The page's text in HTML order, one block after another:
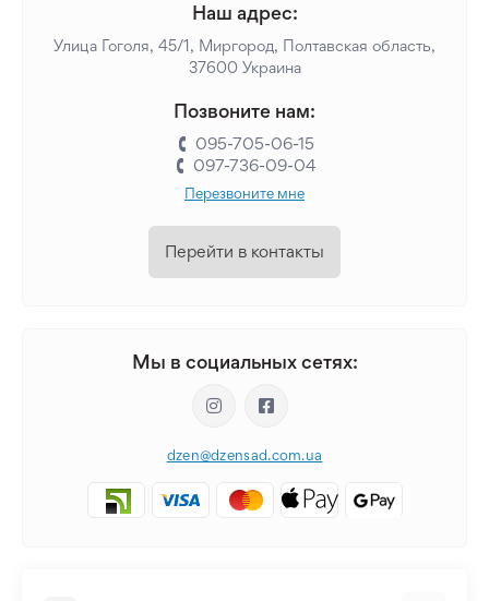
Наш адрес:
Улица Гоголя, 45/1, Миргород, Полтавская область,
37600 Украина
Позвоните нам:
095-705-06-15
097-736-09-04
Перезвоните мне
Перейти в контакты
Мы в социальных сетях:
dzen@dzensad.com.ua